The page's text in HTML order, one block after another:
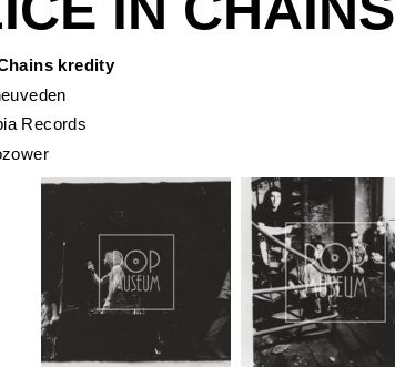
kredity
Records